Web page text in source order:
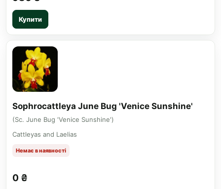
Купити
Sophrocattleya June Bug 'Venice Sunshine'
(Sc. June Bug 'Venice Sunshine')
Cattleyas and Laelias
Немає в наявності
0 ₴